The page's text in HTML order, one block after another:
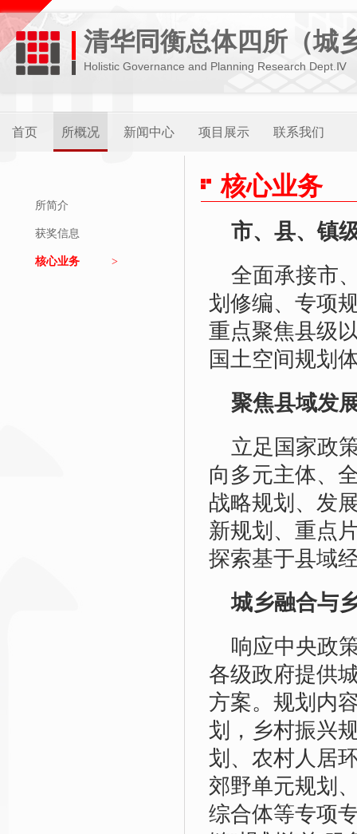
清华同衡总体四所（城
Holistic Governance and Planning Research Dept.Ⅳ
首页 所概况 新闻中心 项目展示 联系我们
所简介
获奖信息
核心业务
核心业务
市、县、镇
全面承接市
划修编、专项
重点聚焦县级
国土空间规划
聚焦县域发
立足国家政
向多元主体、
战略规划、发
新规划、重点
探索基于县域
城乡融合与
响应中央政
各级政府提供
方案。规划内
划，乡村振兴
划、农村人居
郊野单元规划
综合体等专项